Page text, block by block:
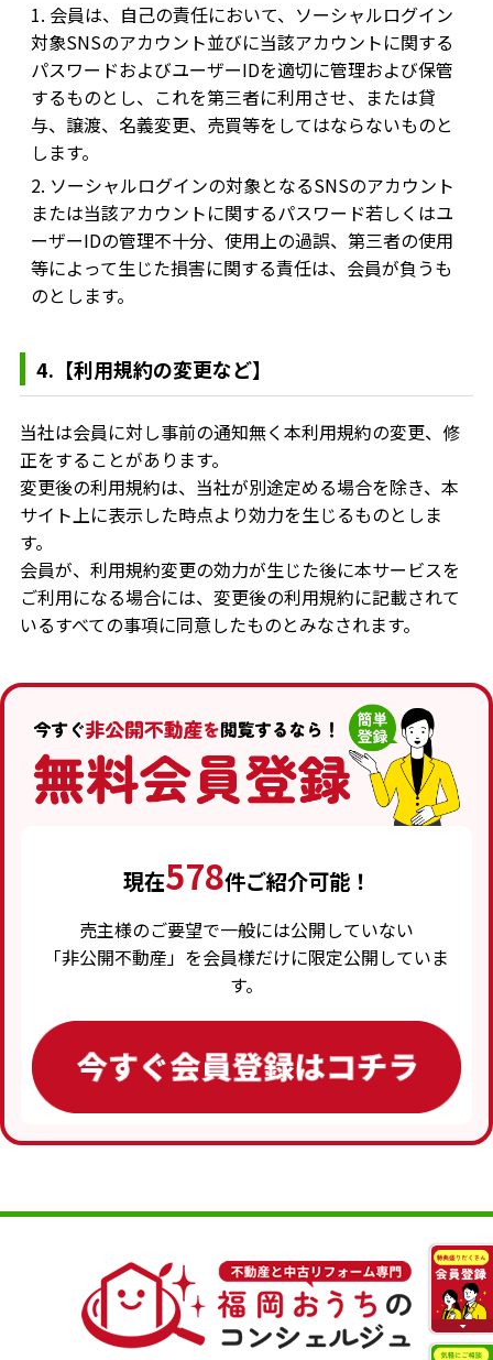
1. 会員は、自己の責任において、ソーシャルログイン
対象SNSのアカウント並びに当該アカウントに関する
パスワードおよびユーザーIDを適切に管理および保管
するものとし、これを第三者に利用させ、または貸
与、譲渡、名義変更、売買等をしてはならないものと
します。
2. ソーシャルログインの対象となるSNSのアカウント
または当該アカウントに関するパスワード若しくはユ
ーザーIDの管理不十分、使用上の過誤、第三者の使用
等によって生じた損害に関する責任は、会員が負うも
のとします。
4.【利用規約の変更など】
当社は会員に対し事前の通知無く本利用規約の変更、修
正をすることがあります。
変更後の利用規約は、当社が別途定める場合を除き、本
サイト上に表示した時点より効力を生じるものとしま
す。
会員が、利用規約変更の効力が生じた後に本サービスを
ご利用になる場合には、変更後の利用規約に記載されて
いるすべての事項に同意したものとみなされます。
現在578件ご紹介可能！
売主様のご要望で一般には公開していない
「非公開不動産」を会員様だけに限定公開していま
す。